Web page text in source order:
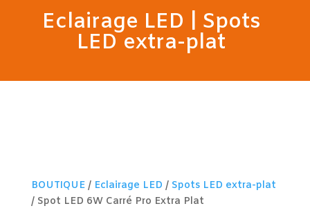
Eclairage LED | Spots
LED extra-plat
BOUTIQUE/ Eclairage LED / Spots LED extra-plat
/ Spot LED 6W Carré Pro Extra Plat